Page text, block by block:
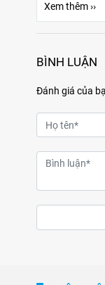
vững cho các
Xem thêm ››
BÌNH LUẬN
Đánh giá của